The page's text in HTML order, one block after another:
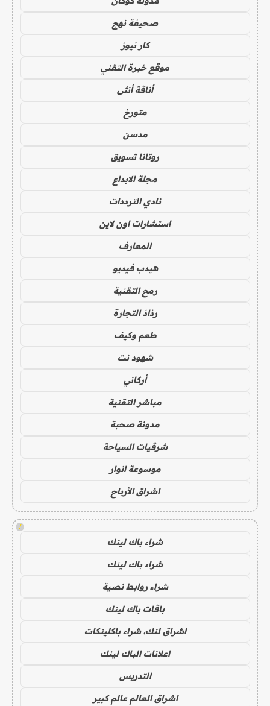
صحيفة نهج
كار نيوز
موقع خبرة التقني
أناقة أنثى
متورخ
مدسن
روتانا تسويق
مجلة الابداع
نادي الترددات
استشارات اون لاين
المعارف
هيدب فيديو
رمح التقنية
رذاذ التجارة
طعم وكيف
شهود نت
أركاني
مباشر التقنية
مدونة صحبة
شرقيات السياحة
موسوعة انوار
اشراق الأرباح
!
شراء باك لينك
شراء باك لينك
شراء روابط نصية
باقات باك لينك
اشراق لنك، شراء باكلينكات
اعلانات الباك لينك
التدريس
اشراق العالم عالم كبير